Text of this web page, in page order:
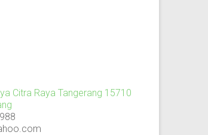
Citra Raya Tangerang 15710